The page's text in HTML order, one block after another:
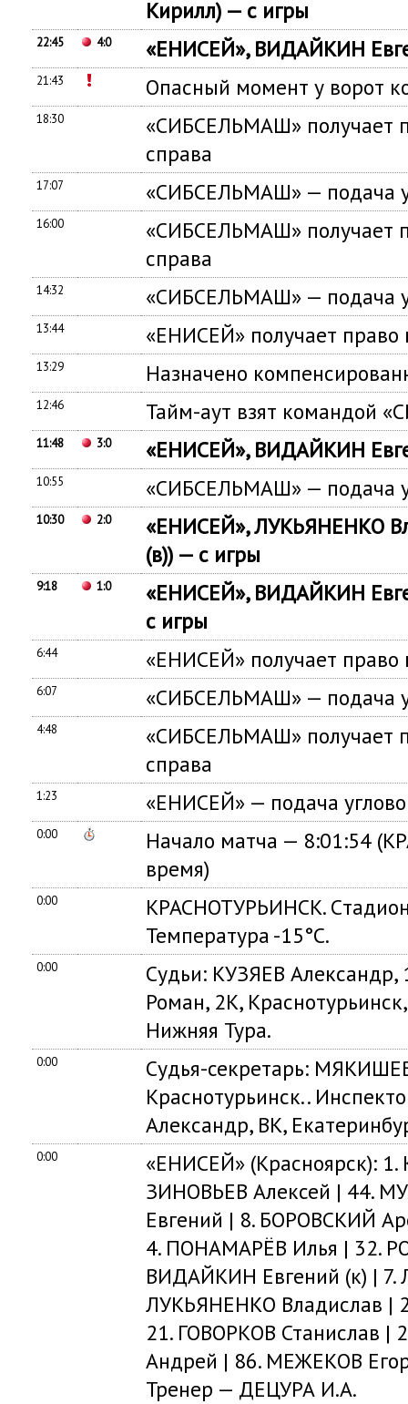
Кирилл) — с игры
22:45 4:0 «ЕНИСЕЙ», ВИДАЙКИН
21:43 Опасный момент у ворот
18:30
«СИБСЕЛЬМАШ» получает
справа
17:07 «СИБСЕЛЬМАШ» — подача
16:00
«СИБСЕЛЬМАШ» получает
справа
14:32 «СИБСЕЛЬМАШ» — подача
13:44 «ЕНИСЕЙ» получает
13:29 Назначено
12:46 Тайм-аут взят командой
11:48 3:0 «ЕНИСЕЙ», ВИДАЙКИН
10:55 «СИБСЕЛЬМАШ» — подача
10:30 2:0
«ЕНИСЕЙ», ЛУКЬЯНЕНКО
(в)) — с игры
9:18 1:0
«ЕНИСЕЙ», ВИДАЙКИН
с игры
6:44 «ЕНИСЕЙ» получает
6:07 «СИБСЕЛЬМАШ» — подача
4:48
«СИБСЕЛЬМАШ» получает
справа
1:23 «ЕНИСЕЙ» — подача
0:00
Начало матча — 8:01:54
время)
0:00
КРАСНОТУРЬИНСК.
Температура -15°C.
0:00
Судьи: КУЗЯЕВ
Роман, 2К,
Нижняя Тура.
0:00
Судья-секретарь:
Краснотурьинск..
Александр, ВК,
0:00
«ЕНИСЕЙ» (Красноярск):
ЗИНОВЬЕВ Алексей | 44.
Евгений | 8. БОРОВСКИЙ
4. ПОНАМАРЁВ Илья | 32.
ВИДАЙКИН Евгений (к) | 7.
ЛУКЬЯНЕНКО Владислав |
21. ГОВОРКОВ Станислав
Андрей | 86. МЕЖЕКОВ
Тренер — ДЕЦУРА И.А.